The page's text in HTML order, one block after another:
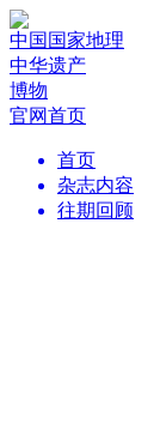
中国国家地理
中华遗产
博物
官网首页
首页
杂志内容
往期回顾